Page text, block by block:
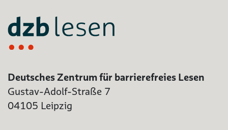
Deutsches Zentrum für barrierefreies Lesen
Gustav-Adolf-Straße 7
04105 Leipzig